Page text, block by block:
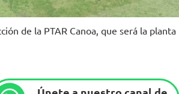
de la PTAR Canoa, que será la